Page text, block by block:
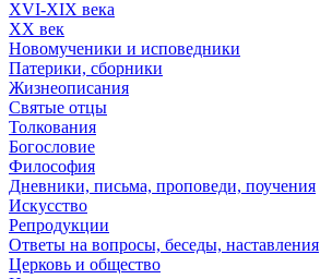
XVI-XIX века
XX век
Новомученики и исповедники
Патерики, сборники
Жизнеописания
Святые отцы
Толкования
Богословие
Философия
Дневники, письма, проповеди, поучения
Искусство
Репродукции
Ответы на вопросы, беседы, наставления
Церковь и общество